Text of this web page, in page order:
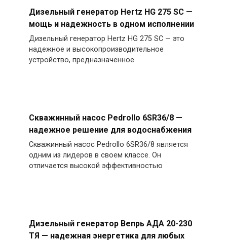
Дизельный генератор Hertz HG 275 SC —
мощь и надежность в одном исполнении
Дизельный генератор Hertz HG 275 SC — это
надежное и высокопроизводительное
устройство, предназначенное
Скважинный насос Pedrollo 6SR36/8 —
надежное решение для водоснабжения
Скважинный насос Pedrollo 6SR36/8 является
одним из лидеров в своем классе. Он
отличается высокой эффективностью
Дизельный генератор Вепрь АДА 20-230
ТЯ — надежная энергетика для любых